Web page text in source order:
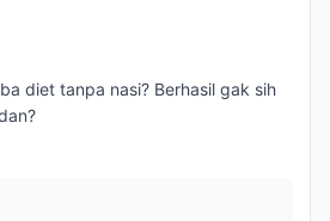
diet tanpa nasi? Berhasil gak sih